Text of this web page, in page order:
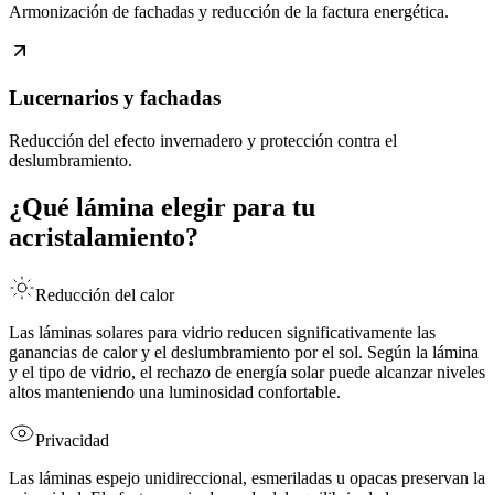
Armonización de fachadas y reducción de la factura energética.
Lucernarios y fachadas
Reducción del efecto invernadero y protección contra el
deslumbramiento.
¿Qué lámina elegir para tu
acristalamiento?
Reducción del calor
Las láminas solares para vidrio reducen significativamente las
ganancias de calor y el deslumbramiento por el sol. Según la lámina
y el tipo de vidrio, el rechazo de energía solar puede alcanzar niveles
altos manteniendo una luminosidad confortable.
Privacidad
Las láminas espejo unidireccional, esmeriladas u opacas preservan la